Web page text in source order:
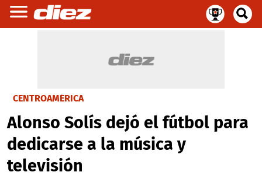
CENTROAMÉRICA
Alonso Solís dejó el fútbol para
dedicarse a la música y
televisión